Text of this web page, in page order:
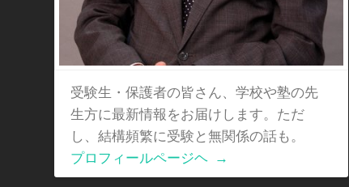
受験生・保護者の皆さん、学校や塾の先
生方に最新情報をお届けします。ただ
し、結構頻繁に受験と無関係の話も。
プロフィールページヘ →